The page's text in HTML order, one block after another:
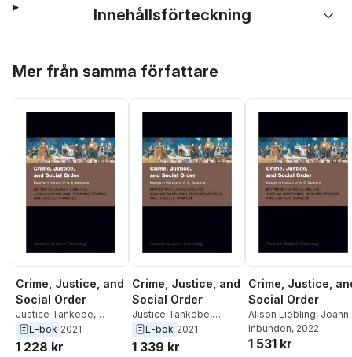
Innehållsförteckning
Mer från samma författare
Crime, Justice, and
Social Order
Justice Tankebe,
Richard Sparks
Shapland,
E-bok 2021
1 228 kr
Crime, Justice, and
Social Order
Justice Tankebe,
Richard Sparks
Shapland,
E-bok 2021
1 339 kr
Crime, Justice,
Social Order
Alison Liebling,
Shapland, Richard
Sparks ,Justice
Inbunden, 2022
1 531 kr